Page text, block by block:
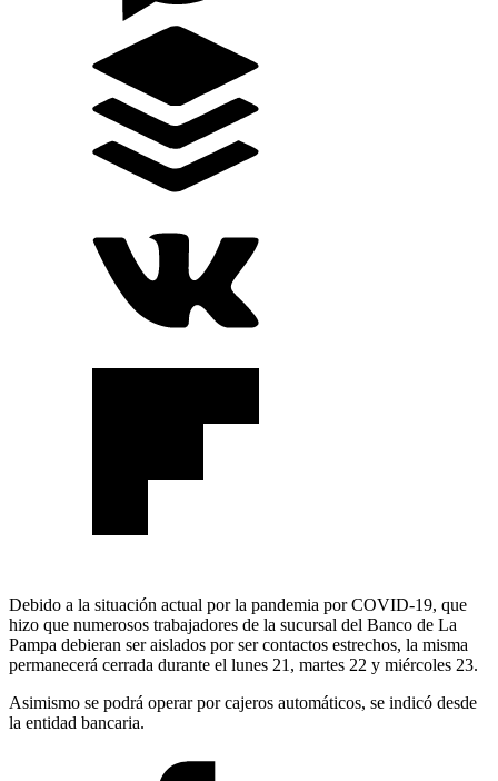
Debido a la situación actual por la pandemia por COVID-19, que
hizo que numerosos trabajadores de la sucursal del Banco de La
Pampa debieran ser aislados por ser contactos estrechos, la misma
permanecerá cerrada durante el lunes 21, martes 22 y miércoles 23.
Asimismo se podrá operar por cajeros automáticos, se indicó desde
la entidad bancaria.